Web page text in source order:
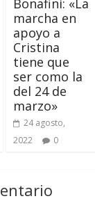
marcha en
apoyo a
Cristina
tiene que
ser como la
del 24 de
marzo»
24 agosto,
2022
0